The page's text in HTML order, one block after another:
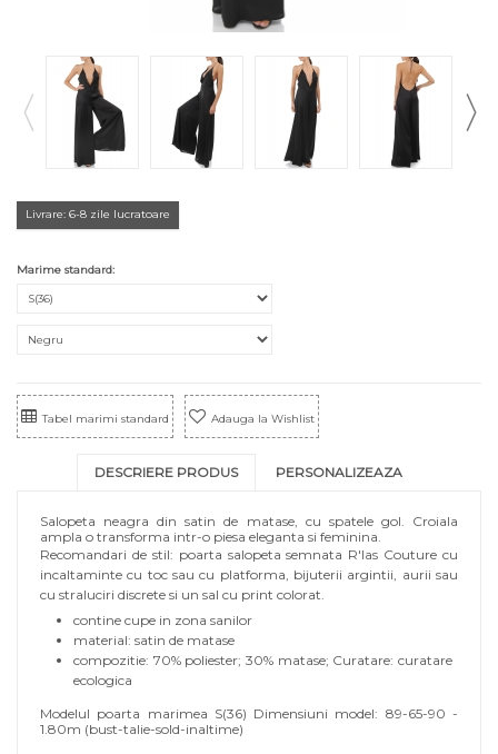
Livrare: 6-8 zile lucratoare
Marime standard:
Tabel marimi standard Adauga la Wishlist
DESCRIERE PRODUS PERSONALIZEAZA
Salopeta neagra din satin de matase, cu spatele gol. Croiala
ampla o transforma intr-o piesa eleganta si feminina.
Recomandari de stil: poarta salopeta semnata R'Ias Couture cu
incaltaminte cu toc sau cu platforma, bijuterii argintii, aurii sau
cu straluciri discrete si un sal cu print colorat.
contine cupe in zona sanilor
material: satin de matase
compozitie: 70% poliester; 30% matase; Curatare: curatare
ecologica
Modelul poarta marimea S(36) Dimensiuni model: 89-65-90 -
1.80m (bust-talie-sold-inaltime)